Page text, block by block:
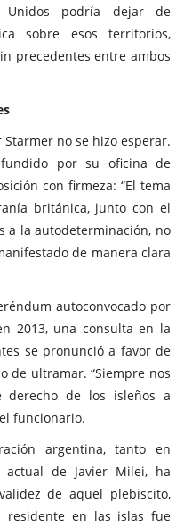
Unidos podría dejar de
sobre esos territorios,
precedentes entre ambos
no se hizo esperar.
por su oficina de
con firmeza: “El tema
británica, junto con el
a la autodeterminación, no
de manera clara
autoconvocado por
2013, una consulta en la
se pronunció a favor de
de ultramar. “Siempre nos
derecho de los isleños a
funcionario.
argentina, tanto en
de Javier Milei, ha
de aquel plebiscito,
residente en las islas fue